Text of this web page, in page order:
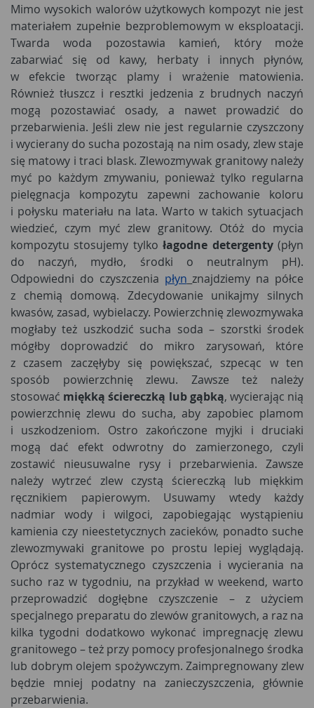
Mimo wysokich walorów użytkowych kompozyt nie jest
materiałem zupełnie bezproblemowym w eksploatacji.
Twarda woda pozostawia kamień, który może
zabarwiać się od kawy, herbaty i innych płynów,
w efekcie tworząc plamy i wrażenie matowienia.
Również tłuszcz i resztki jedzenia z brudnych naczyń
mogą pozostawiać osady, a nawet prowadzić do
przebarwienia. Jeśli zlew nie jest regularnie czyszczony
i wycierany do sucha pozostają na nim osady, zlew staje
się matowy i traci blask. Zlewozmywak granitowy należy
myć po każdym zmywaniu, ponieważ tylko regularna
pielęgnacja kompozytu zapewni zachowanie koloru
i połysku materiału na lata. Warto w takich sytuacjach
wiedzieć, czym myć zlew granitowy. Otóż do mycia
kompozytu stosujemy tylkołagodne detergenty(płyn
do naczyń, mydło, środki o neutralnym pH).
Odpowiedni do czyszczenia płyn znajdziemy na półce
z chemią domową. Zdecydowanie unikajmy silnych
kwasów, zasad, wybielaczy. Powierzchnię zlewozmywaka
mogłaby też uszkodzić sucha soda – szorstki środek
mógłby doprowadzić do mikro zarysowań, które
z czasem zaczęłyby się powiększać, szpecąc w ten
sposób powierzchnię zlewu. Zawsze też należy
stosować miękką ściereczką lub gąbką, wycierając nią
powierzchnię zlewu do sucha, aby zapobiec plamom
i uszkodzeniom. Ostro zakończone myjki i druciaki
mogą dać efekt odwrotny do zamierzonego, czyli
zostawić nieusuwalne rysy i przebarwienia. Zawsze
należy wytrzeć zlew czystą ściereczką lub miękkim
ręcznikiem papierowym. Usuwamy wtedy każdy
nadmiar wody i wilgoci, zapobiegając wystąpieniu
kamienia czy nieestetycznych zacieków, ponadto suche
zlewozmywaki granitowe po prostu lepiej wyglądają.
Oprócz systematycznego czyszczenia i wycierania na
sucho raz w tygodniu, na przykład w weekend, warto
przeprowadzić dogłębne czyszczenie – z użyciem
specjalnego preparatu do zlewów granitowych, a raz na
kilka tygodni dodatkowo wykonać impregnację zlewu
granitowego – też przy pomocy profesjonalnego środka
lub dobrym olejem spożywczym. Zaimpregnowany zlew
będzie mniej podatny na zanieczyszczenia, głównie
przebarwienia.